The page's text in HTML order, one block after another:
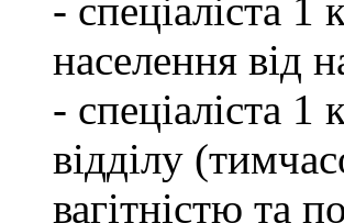
- спеціаліста 1
населення від
- спеціаліста 1
відділу
вагітністю та